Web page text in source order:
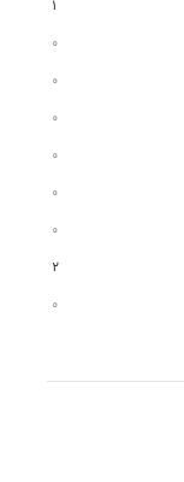
١
٠
٠
٠
٠
٠
٠
٢
٠